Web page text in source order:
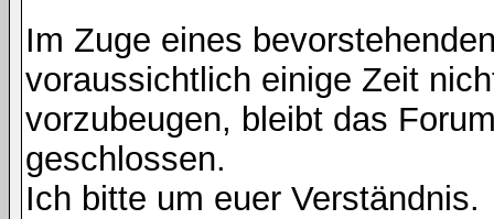
Im Zuge eines
voraussichtlich einige Zeit
vorzubeugen, bleibt das
geschlossen.
Ich bitte um euer Verständnis.